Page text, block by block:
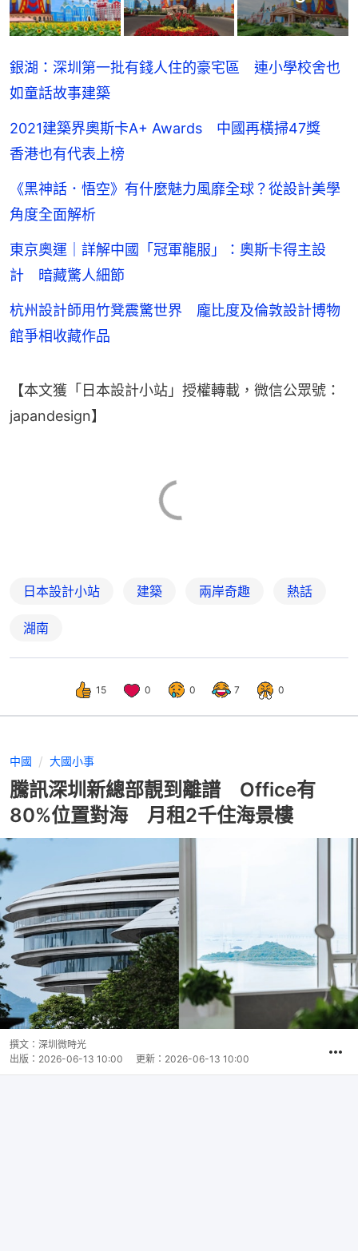
銀湖：深圳第一批有錢人住的豪宅區 連小學校舍也
如童話故事建築
2021建築界奧斯卡A+ Awards 中國再橫掃47獎
香港也有代表上榜
《黑神話．悟空》有什麼魅力風靡全球？從設計美學
角度全面解析
東京奧運｜詳解中國「冠軍龍服」：奧斯卡得主設
計 暗藏驚人細節
杭州設計師用竹凳震驚世界 龐比度及倫敦設計博物
館爭相收藏作品
【本文獲「日本設計小站」授權轉載，微信公眾號：
japandesign】
日本設計小站 建築 兩岸奇趣 熱話
湖南
15 0 0 7 0
中國 大國小事
騰訊深圳新總部靚到離譜 Office有
80%位置對海 月租2千住海景樓
撰文： 深圳微時光
出版： 2026-06-13 10:00 更新： 2026-06-13 10:00